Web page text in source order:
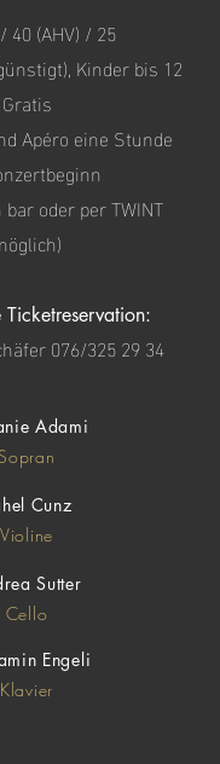
40 (AHV) / 25
Kinder bis 12
Gratis
Apéro eine Stunde
oder per TWINT
Ticketreservation:
076/325 29 34
Adami
Sopran
Cunz
Violine
Sutter
Cello
Engeli
Klavier